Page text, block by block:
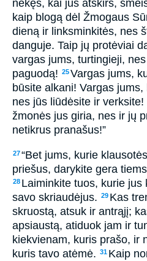
nekęs, kai jus atskirs,
kaip blogą dėl Žmogaus
dieną ir linksminkitės, nes
danguje. Taip jų protėviai
vargas jums, turtingieji,
paguodą! 25Vargas jums,
būsite alkani! Vargas
nes jūs liūdėsite ir verksite!
žmonės jus giria, nes ir jų
netikrus pranašus!”
27“Bet jums, kurie
priešus, darykite gera
28 Laiminkite tuos, kurie jus
savo skriaudėjus. 29 Kas
skruostą, atsuk ir antrąjį;
apsiaustą, atiduok jam ir
kiekvienam, kuris prašo, ir
kuris tavo atėmė. 31 Kaip